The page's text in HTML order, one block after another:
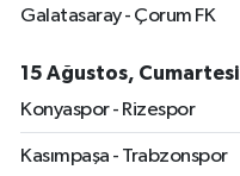
Galatasaray - Çorum FK
15 Ağustos, Cumartesi
Konyaspor - Rizespor
Kasımpaşa - Trabzonspor